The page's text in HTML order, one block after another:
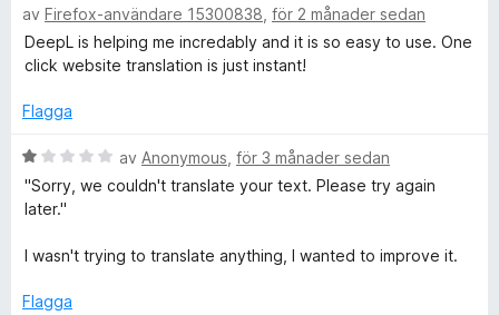
t
1
a
5
g
s
a
t
a
v
5
e
t
y
s
t
t
5
v
av Firefox-användare 15300838 för 2 månader sedan
DeepL is helping me incredably and it is so easy to use. One
click website translation is just instant!
Flagga
B
e
t
g
a
av Anonymous för 3 månader sedan
"Sorry, we couldn't translate your text. Please try again
later."
I wasn't trying to translate anything, I wanted to improve it.
Flagga